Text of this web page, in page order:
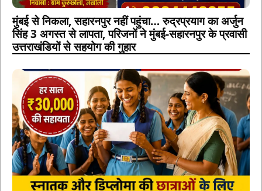
मुंबई से निकला, सहारनपुर नहीं पहुंचा… रुद्रप्रयाग का अर्जुन
सिंह 3 अगस्त से लापता, परिजनों ने मुंबई-सहारनपुर के प्रवासी
उत्तराखंडियों से सहयोग की गुहार